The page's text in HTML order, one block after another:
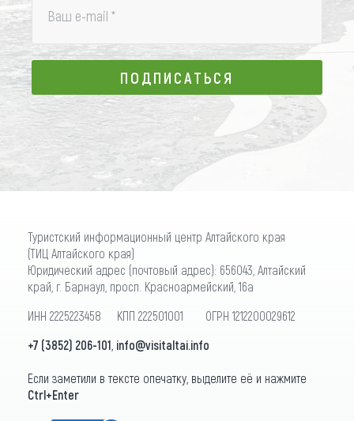
Ваш e-mail *
ПОДПИСАТЬСЯ
ПОДПИСАТЬСЯ
Туристский информационный центр Алтайского края
(ТИЦ Алтайского края)
Юридический адрес (почтовый адрес): 656043, Алтайский
край, г. Барнаул, просп. Красноармейский, 16а
ИНН 2225223458 КПП 222501001 ОГРН 1212200029612
+7 (3852) 206-101 info@visitaltai.info
Если заметили в тексте опечатку, выделите её и нажмите
Ctrl+Enter